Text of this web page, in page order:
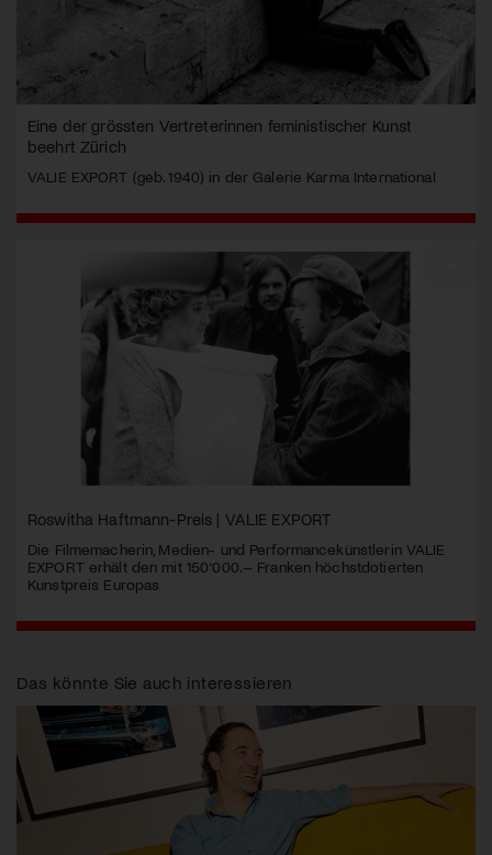
Eine der grössten Vertreterinnen feministischer Kunst
beehrt Zürich
VALIE EXPORT (geb. 1940) in der Galerie Karma International
Roswitha Haftmann-Preis | VALIE EXPORT
Die Filmemacherin, Medien- und Performancekünstlerin VALIE
EXPORT erhält den mit 150‘000.– Franken höchstdotierten
Kunstpreis Europas
Das könnte Sie auch interessieren